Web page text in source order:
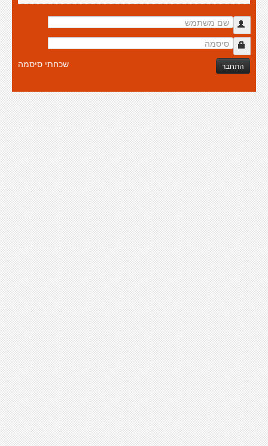
התחבר שכחתי סיסמה